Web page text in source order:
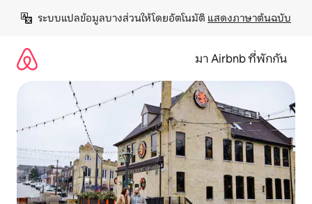
เนื้อหา
ระบบแปลข้อมูลบางส่วนให้โดยอัตโนมัติ แสดงภาษาต้นฉบับ
มา Airbnb ที่พักกัน